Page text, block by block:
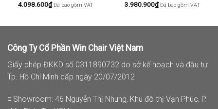
4.098.600₫ Đã bao gồm VAT
3.980.900₫ Đã bao gồm VAT
Công Ty Cổ Phần Win Chair Việt Nam
Giấy phép ĐKKD số 0311890732 do sở kế hoạch và đầu tư
Tp. Hồ Chí Minh cấp ngày 20/07/2012
◽ Showroom: 46 Nguyễn Thị Nhung, Khu đô thị Vạn Phúc, P.